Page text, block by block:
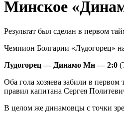
Минское
Результат был сделан в первом
Чемпион Болгарии «Лудогорец»
Лудогорец — Динамо Мн — 2:0
Оба гола хозяева забили в
правил капитана Сергея
В целом же динамовцы с точки